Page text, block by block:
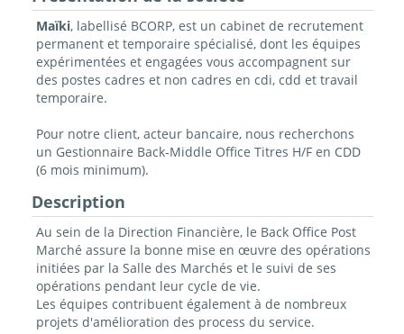
Maïki, labellisé BCORP, est un cabinet de recrutement
permanent et temporaire spécialisé, dont les équipes
expérimentées et engagées vous accompagnent sur
des postes cadres et non cadres en cdi, cdd et travail
temporaire.
Pour notre client, acteur bancaire, nous recherchons
un Gestionnaire Back-Middle Office Titres H/F en CDD
(6 mois minimum).
Description
Au sein de la Direction Financière, le Back Office Post
Marché assure la bonne mise en œuvre des opérations
initiées par la Salle des Marchés et le suivi de ses
opérations pendant leur cycle de vie.
Les équipes contribuent également à de nombreux
projets d'amélioration des process du service.